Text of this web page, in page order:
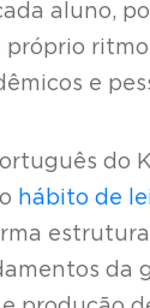
aluno,
próprio
e
do
hábito de
da